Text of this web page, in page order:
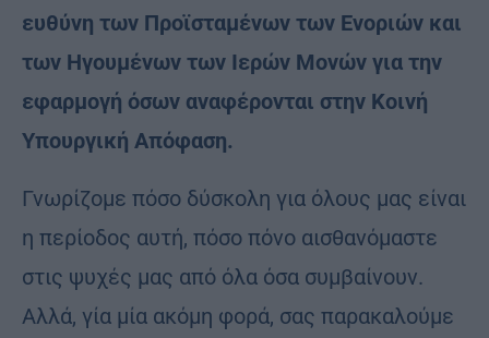
ευθύνη των Προϊσταμένων των Ενοριών και
των Ηγουμένων των Ιερών Μονών για την
εφαρμογή όσων αναφέρονται στην Κοινή
Υπουργική Απόφαση.
Γνωρίζομε πόσο δύσκολη για όλους μας είναι
η περίοδος αυτή, πόσο πόνο αισθανόμαστε
στις ψυχές μας από όλα όσα συμβαίνουν.
Αλλά, γία μία ακόμη φορά, σας παρακαλούμε